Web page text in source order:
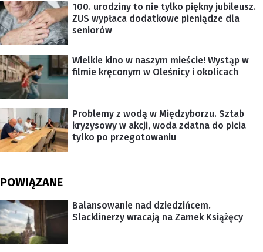
100. urodziny to nie tylko piękny jubileusz.
ZUS wypłaca dodatkowe pieniądze dla
seniorów
Wielkie kino w naszym mieście! Wystąp w
filmie kręconym w Oleśnicy i okolicach
Problemy z wodą w Międzyborzu. Sztab
kryzysowy w akcji, woda zdatna do picia
tylko po przegotowaniu
POWIĄZANE
Balansowanie nad dziedzińcem.
Slacklinerzy wracają na Zamek Książęcy